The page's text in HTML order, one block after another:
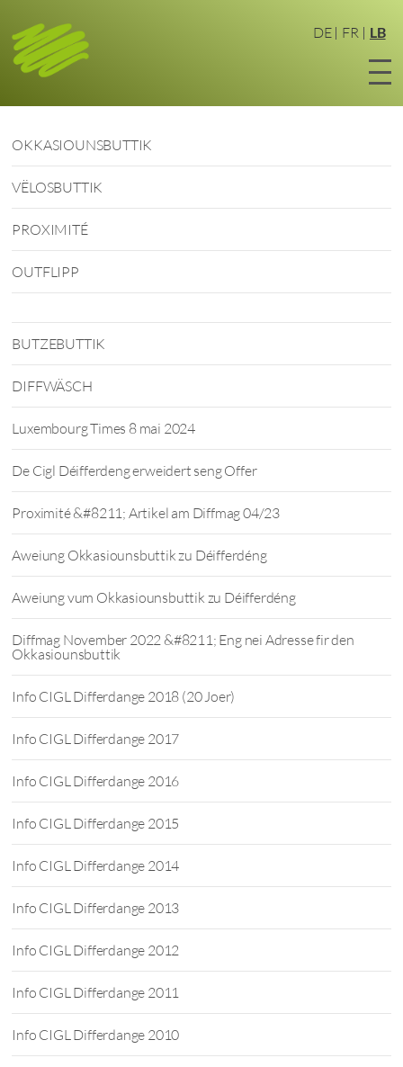
DE FR LB
OKKASIOUNSBUTTIK
VËLOSBUTTIK
PROXIMITÉ
OUTFLIPP
BUTZEBUTTIK
DIFFWÄSCH
Luxembourg Times 8 mai 2024
De Cigl Déifferdeng erweidert seng Offer
Proximité &#8211; Artikel am Diffmag 04/23
Aweiung Okkasiounsbuttik zu Déifferdéng
Aweiung vum Okkasiounsbuttik zu Déifferdéng
Diffmag November 2022 &#8211; Eng nei Adresse fir den
Okkasiounsbuttik
Info CIGL Differdange 2018 (20 Joer)
Info CIGL Differdange 2017
Info CIGL Differdange 2016
Info CIGL Differdange 2015
Info CIGL Differdange 2014
Info CIGL Differdange 2013
Info CIGL Differdange 2012
Info CIGL Differdange 2011
Info CIGL Differdange 2010